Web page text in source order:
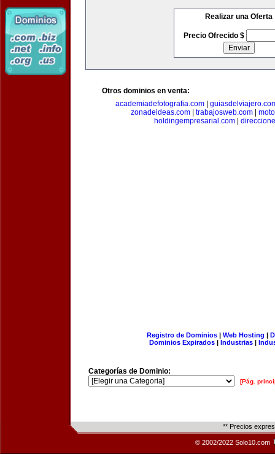
Realizar una Oferta
Precio Ofrecido $
Otros dominios en venta:
academiadefotografia.com|
zonadeideas.com
trabajosweb.com
holdingempresarial.com|
Registro de Dominios| Web Hosting |
Dominios Expirados | Industrias |
Categorías de Dominio:
[Pág.
** Precios
© 2002/2022 Solo10.com